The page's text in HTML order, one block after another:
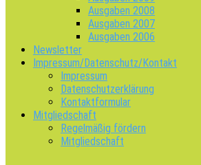
Ausgaben 2008
Ausgaben 2007
Ausgaben 2006
Newsletter
Impressum/Datenschutz/Kontakt
Impressum
Datenschutzerklärung
Kontaktformular
Mitgliedschaft
Regelmäßig fördern
Mitgliedschaft